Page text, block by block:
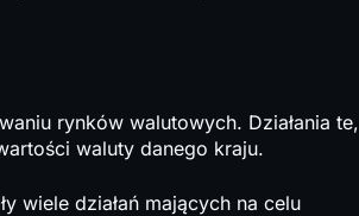
rynków walutowych. Działania te,
waluty danego kraju.
wiele działań mających na celu